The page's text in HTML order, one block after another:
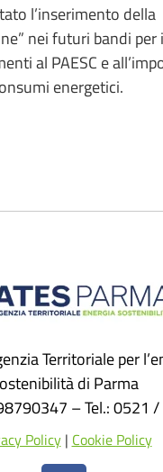
l’inserimento della
nei futuri bandi
al PAESC e
energetici.
Territoriale per
di Parma
– Tel.: 0521
Policy| Cookie Policy